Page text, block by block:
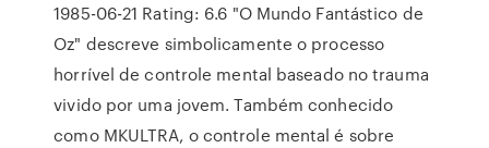
1985-06-21 Rating: 6.6 "O Mundo Fantástico de
Oz" descreve simbolicamente o processo
horrível de controle mental baseado no trauma
vivido por uma jovem. Também conhecido
como MKULTRA, o controle mental é sobre